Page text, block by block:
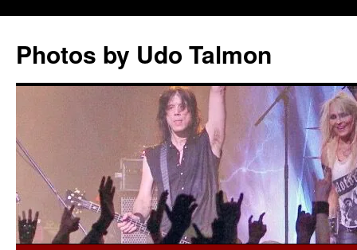
springen
Photos by Udo Talmon